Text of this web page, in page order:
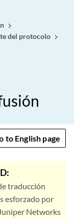
del protocolo
to English page
traducción
esforzado por
Networks